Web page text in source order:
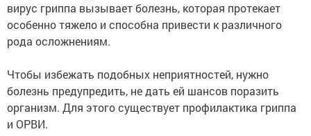
вирус гриппа вызывает болезнь, которая протекает
особенно тяжело и способна привести к различного
рода осложнениям.
Чтобы избежать подобных неприятностей, нужно
болезнь предупредить, не дать ей шансов поразить
организм. Для этого существует профилактика гриппа
и ОРВИ.